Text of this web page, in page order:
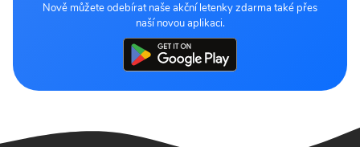
Nově můžete odebírat naše akční letenky zdarma také přes
naší novou aplikaci.